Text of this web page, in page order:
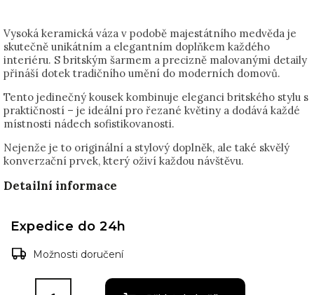
Vysoká keramická váza v podobě majestátního medvěda je
skutečně unikátním a elegantním doplňkem každého
interiéru. S britským šarmem a precizně malovanými detaily
přináší dotek tradičního umění do moderních domovů.
Tento jedinečný kousek kombinuje eleganci britského stylu s
praktičností – je ideální pro řezané květiny a dodává každé
místnosti nádech sofistikovanosti.
Nejenže je to originální a stylový doplněk, ale také skvělý
konverzační prvek, který oživí každou návštěvu.
Detailní informace
Expedice do 24h
Možnosti doručení